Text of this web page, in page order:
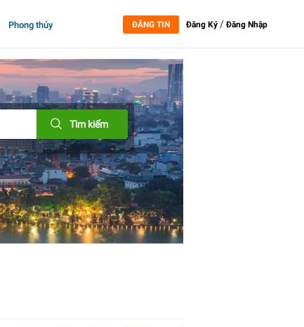
Phong thủy ĐĂNG TIN Đăng Ký /Đăng Nhập